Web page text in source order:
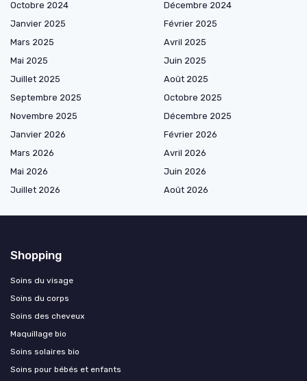
Octobre 2024
Décembre 2024
Janvier 2025
Février 2025
Mars 2025
Avril 2025
Mai 2025
Juin 2025
Juillet 2025
Août 2025
Septembre 2025
Octobre 2025
Novembre 2025
Décembre 2025
Janvier 2026
Février 2026
Mars 2026
Avril 2026
Mai 2026
Juin 2026
Juillet 2026
Août 2026
Shopping
Soins du visage
Soins du corps
Soins des cheveux
Maquillage bio
Soins solaires bio
Soins pour bébés et enfants